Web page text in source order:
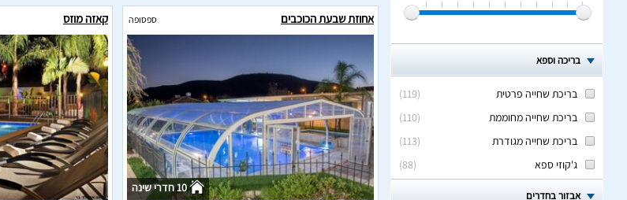
בריכה וספא
(
119
)
בריכת שחייה פרטית
(
110
)
בריכת שחייה מחוממת
(
113
)
בריכת שחייה מגודרת
(
88
) ג'קוזי ספא
אבזור בחדרים
אחוזת שבעת הכוכבים ספסופה
10 חדרי שינה
קאזה מוזס